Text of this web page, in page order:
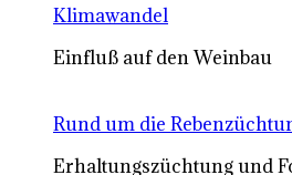
Klimawandel
Einfluß auf den Weinbau
Rund um die
Erhaltungszüchtung und